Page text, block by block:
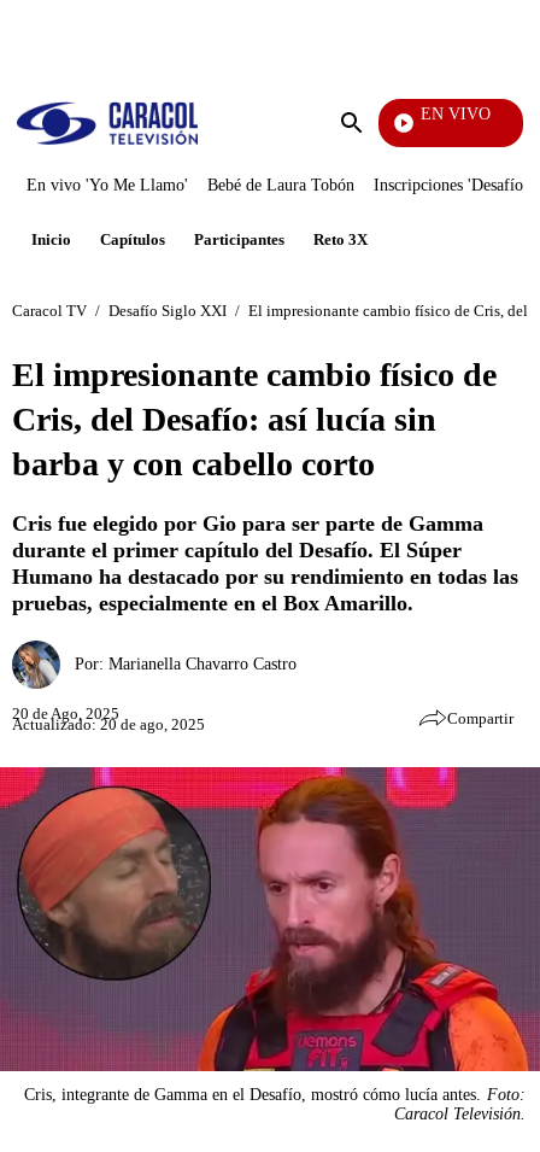
Enviar
EN VIVO
Rafael
En vivo 'Yo Me Llamo' Bebé de Laura Tobón Inscripciones 'Desafío'
Inicio Capítulos Participantes Reto 3X
Caracol TV / Desafío Siglo XXI / El impresionante cambio físico de Cris, del
El impresionante cambio físico de
Cris, del Desafío: así lucía sin
barba y con cabello corto
Cris fue elegido por Gio para ser parte de Gamma
durante el primer capítulo del Desafío. El Súper
Humano ha destacado por su rendimiento en todas las
pruebas, especialmente en el Box Amarillo.
Por: Marianella Chavarro Castro
20 de Ago, 2025
Actualizado: 20 de ago, 2025 Compartir
Cris, integrante de Gamma en el Desafío, mostró cómo lucía antes.
Foto:
Caracol Televisión.